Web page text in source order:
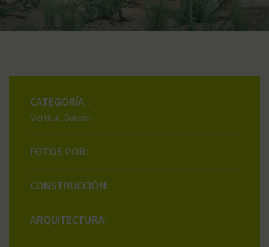
CATEGORÍA :
Vertical Garden
FOTOS POR:
CONSTRUCCIÓN:
ARQUITECTURA: